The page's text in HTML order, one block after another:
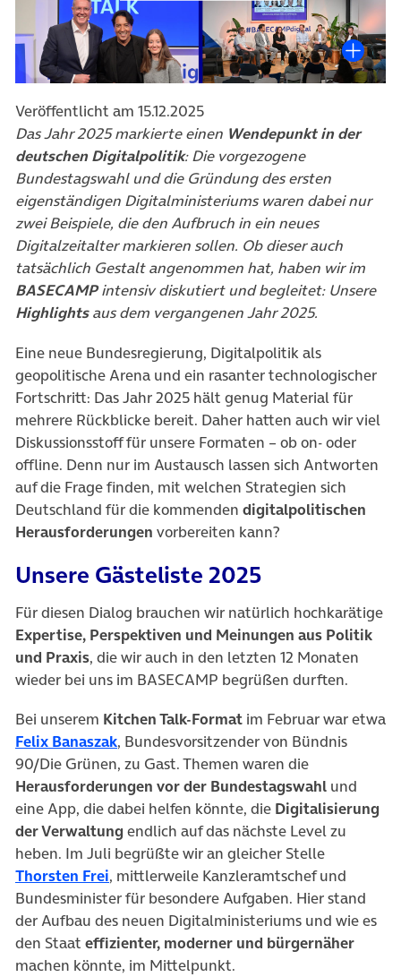
Veröffentlicht am 15.12.2025
Das Jahr 2025 markierte einen Wendepunkt in der
deutschen Digitalpolitik: Die vorgezogene
Bundestagswahl und die Gründung des ersten
eigenständigen Digitalministeriums waren dabei nur
zwei Beispiele, die den Aufbruch in ein neues
Digitalzeitalter markieren sollen. Ob dieser auch
tatsächlich Gestalt angenommen hat, haben wir im
BASECAMPintensiv diskutiert und begleitet: Unsere
Highlightsaus dem vergangenen Jahr 2025.
Eine neue Bundesregierung, Digitalpolitik als
geopolitische Arena und ein rasanter technologischer
Fortschritt: Das Jahr 2025 hält genug Material für
mehrere Rückblicke bereit. Daher hatten auch wir viel
Diskussionsstoff für unsere Formaten – ob on- oder
offline. Denn nur im Austausch lassen sich Antworten
auf die Frage finden, mit welchen Strategien sich
Deutschland für die kommenden digitalpolitischen
Herausforderungen vorbereiten kann?
Unsere Gästeliste 2025
Für diesen Dialog brauchen wir natürlich hochkarätige
Expertise, Perspektiven und Meinungen aus Politik
und Praxis, die wir auch in den letzten 12 Monaten
wieder bei uns im BASECAMP begrüßen durften.
Bei unserem Kitchen Talk-Format im Februar war etwa
Felix Banaszak(öffnet in neuem Tab)
, Bundesvorsitzender von Bündnis
90/Die Grünen, zu Gast. Themen waren die
Herausforderungen vor der Bundestagswahl und
eine App, die dabei helfen könnte, die Digitalisierung
der Verwaltung endlich auf das nächste Level zu
heben. Im Juli begrüßte wir an gleicher Stelle
Thorsten Frei(öffnet in neuem Tab)
, mittlerweile Kanzleramtschef und
Bundesminister für besondere Aufgaben. Hier stand
der Aufbau des neuen Digitalministeriums und wie es
den Staat effizienter, moderner und bürgernäher
machen könnte, im Mittelpunkt.